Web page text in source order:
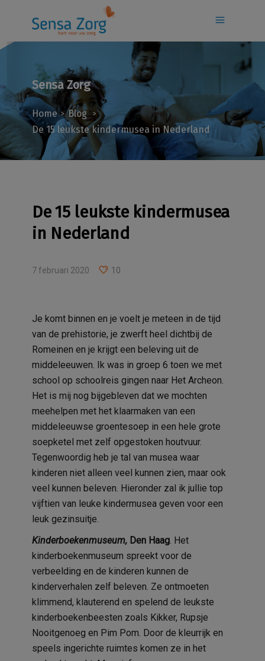
Sensa Zorg
Home>Blog >
De 15 leukste kindermusea in Nederland
De 15 leukste kindermusea
in Nederland
7 februari 2020 10
Je komt binnen en je voelt je meteen in de tijd
van de prehistorie, je zwerft heel dichtbij de
Romeinen en je krijgt een beleving uit de
middeleeuwen. Ik was in groep 6 toen we met
school op schoolreis gingen naar Het Archeon.
Het is mij nog bijgebleven dat we mochten
meehelpen met het klaarmaken van een
middeleeuwse groentesoep in een hele grote
soepketel met zelf opgestoken houtvuur.
Tegenwoordig heb je tal van musea waar
kinderen niet alleen veel kunnen zien, maar ook
veel kunnen beleven. Hieronder zal ik jullie top
vijftien van leuke kindermusea geven voor een
leuk gezinsuitje.
Kinderboekenmuseum, Den Haag . Het
kinderboekenmuseum spreekt voor de
verbeelding en de kinderen kunnen de
kinderverhalen zelf beleven. Ze ontmoeten
klimmend, klauterend en spelend de leukste
kinderboekenbeesten zoals Kikker, Rupsje
Nooitgenoeg en Pim Pom. Door de kleurrijk en
speels ingerichte ruimtes komen ze in het